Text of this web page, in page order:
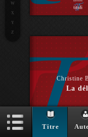
Christine
La
W
X
Y
Z
Titre